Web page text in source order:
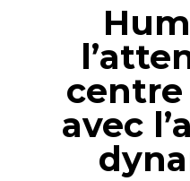
avec